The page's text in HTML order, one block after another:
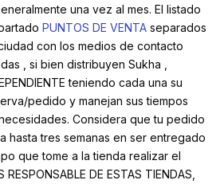
una vez al mes. El listado
PUNTOS DE VENTA separados
con los medios de contacto
, si bien distribuyen Sukha ,
teniendo cada una su
pedido y manejan sus tiempos
Considera que tu pedido
hasta tres semanas en ser entregado
que tome a la tienda realizar el
DE ESTAS TIENDAS,